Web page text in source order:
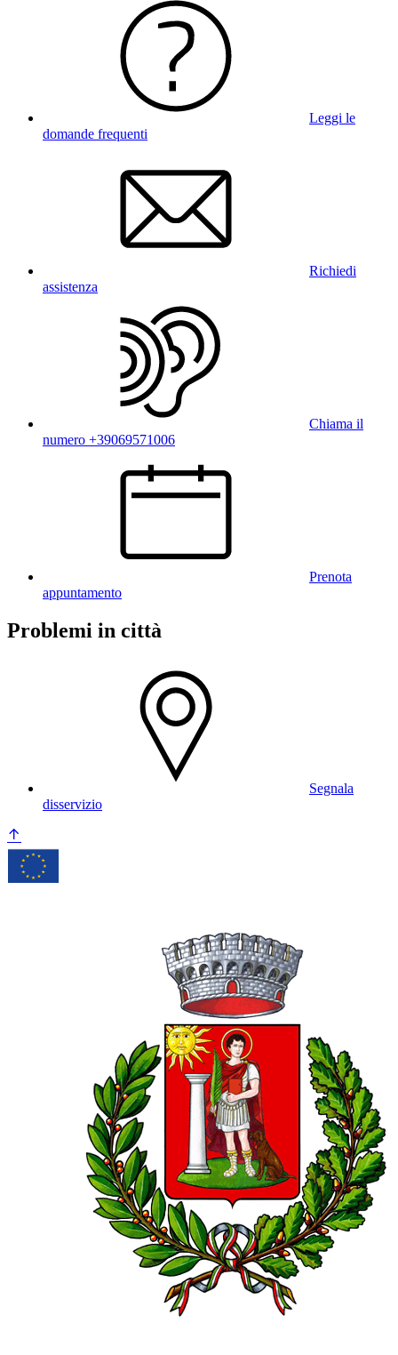
Leggi le
domande frequenti
Richiedi
assistenza
Chiama il
numero +39069571006
Prenota
appuntamento
Problemi in città
Segnala
disservizio